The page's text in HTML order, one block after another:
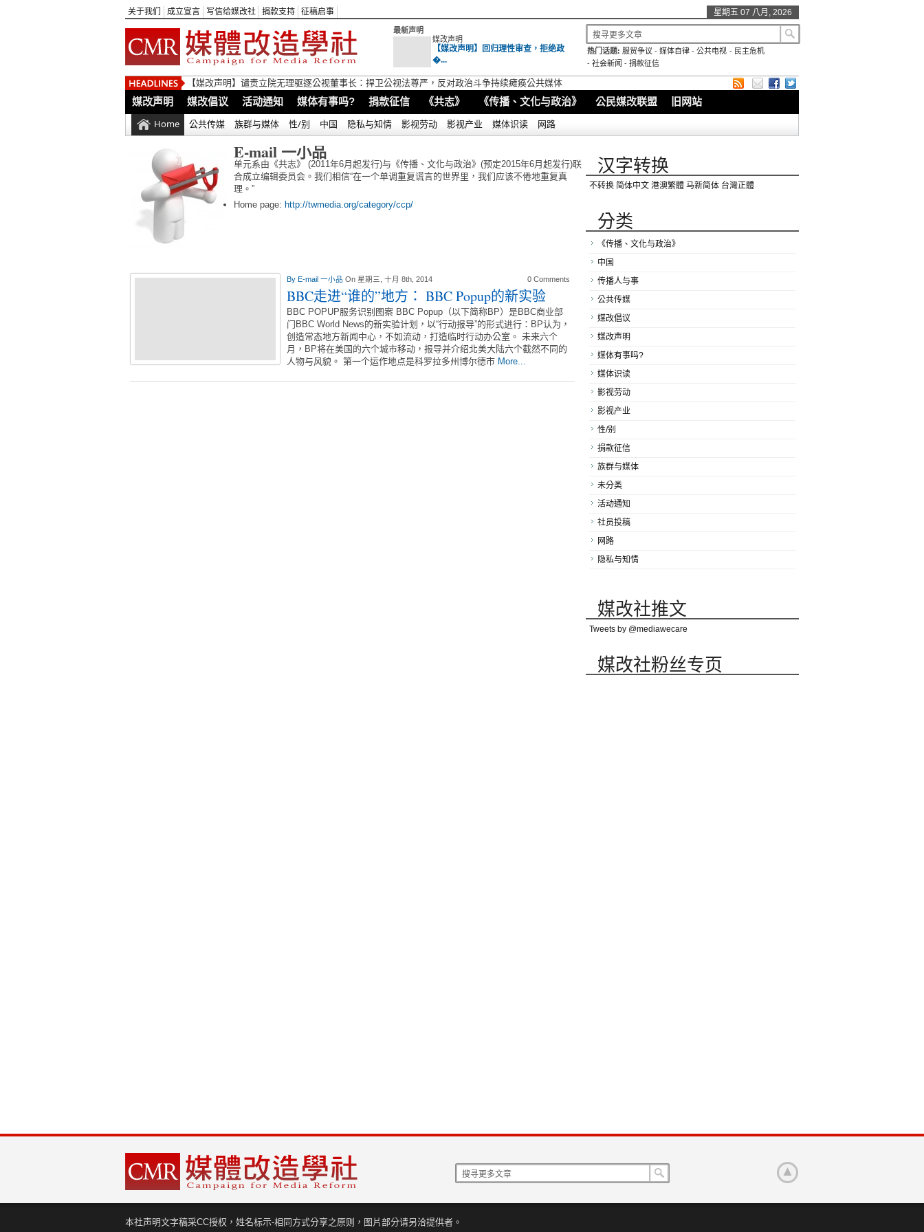
关于我们 成立宣言 写信给媒改社 捐款支持 征稿启事 星期五 07 八月, 2026
最新声明
媒改声明
【媒改声明】回归理性审查，拒绝政
�...
热门话题: 服贸争议 -媒体自律 -公共电视 - 民主危机
- 社会新闻 - 捐款征信
【媒改声明】谴责立院无理驱逐公视董事长：捍卫公视法尊严，反对政治斗争持续瘫痪公共媒体
媒改声明 媒改倡议 活动通知 媒体有事吗? 捐款征信 《共志》 《传播、文化与政治》 公民媒改联盟 旧网站
Home 公共传媒 族群与媒体 性/别 中国 隐私与知情 影视劳动 影视产业 媒体识读 网路
E-mail 一小品
单元系由《共志》 (2011年6月起发行)与《传播、文化与政治》(预定2015年6月起发行)联
合成立编辑委员会。我们相信“在一个单调重复谎言的世界里，我们应该不倦地重复真
理。”
Home page: http://twmedia.org/category/ccp/
By E-mail 一小品 On 星期三, 十月 8th, 2014 0 Comments
BBC走进“谁的”地方： BBC Popup的新实验
BBC POPUP服务识别图案 BBC Popup（以下简称BP）是BBC商业部
门BBC World News的新实验计划，以“行动报导”的形式进行：BP认为，
创造常态地方新闻中心，不如流动，打造临时行动办公室。 未来六个
月，BP将在美国的六个城市移动，报导并介绍北美大陆六个截然不同的
人物与风貌。 第一个运作地点是科罗拉多州博尔德市 More...
汉字转换
不转换 简体中文 港澳繁體 马新简体 台灣正體
分类
《传播、文化与政治》
中国
传播人与事
公共传媒
媒改倡议
媒改声明
媒体有事吗?
媒体识读
影视劳动
影视产业
性/别
捐款征信
族群与媒体
未分类
活动通知
社员投稿
网路
隐私与知情
媒改社推文
Tweets by @mediawecare
媒改社粉丝专页
本社声明文字稿采CC授权，姓名标示-相同方式分享之原则，图片部分请另洽提供者。